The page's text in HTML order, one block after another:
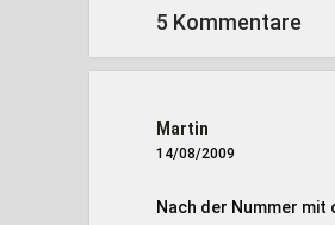
5 Kommentare
Martin
14/08/2009
Nach der Nummer